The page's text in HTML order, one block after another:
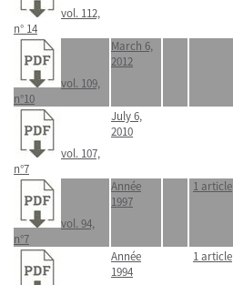
vol. 112,
n° 14
vol. 109,
n°10
March 6,
2012
vol. 107,
n°7
July 6,
2010
vol. 94,
n°7
Année
1997
1 article
Année
1994
1 article